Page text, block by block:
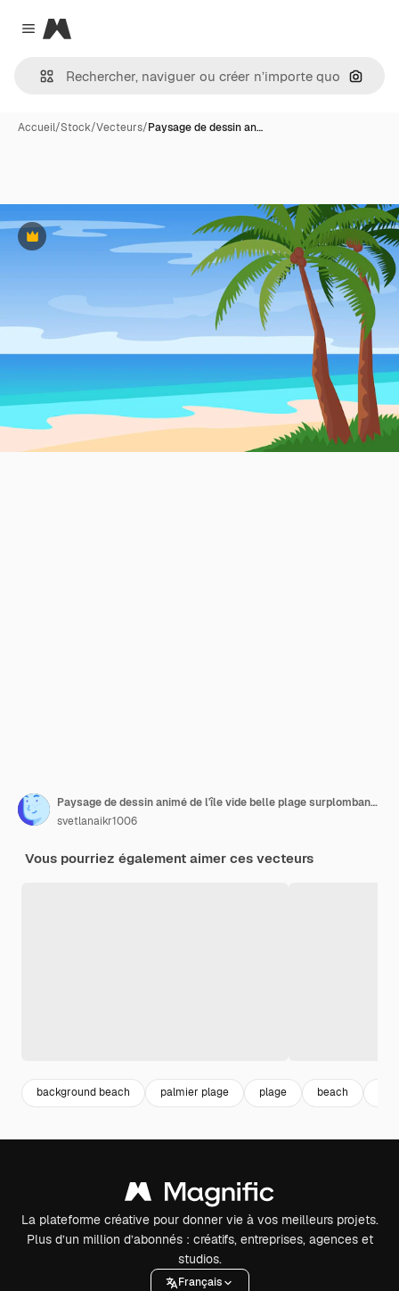
Close menu
Magnific
Accueil/Stock/Vecteurs/Paysage de dessin an…
Premium
Paysage de dessin animé de l'île vide belle plage surplombant la mer palmiers soleil brûlant
svetlanaikr1006
Vous pourriez également aimer ces vecteurs
background beach palmier plage plage beach
La plateforme créative pour donner vie à vos meilleurs projets.
Plus d’un million d’abonnés : créatifs, entreprises, agences et
studios.
Français